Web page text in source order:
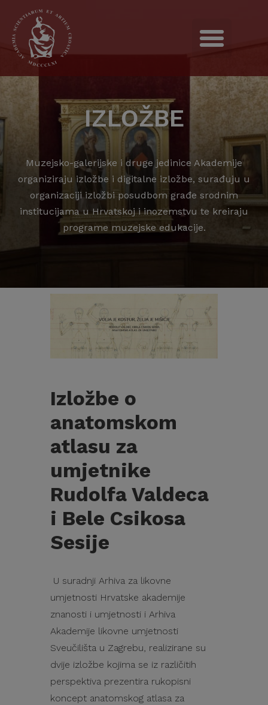
IZLOŽBE
Muzejsko-galerijske i druge jedinice Akademije
organiziraju izložbe i digitalne izložbe, surađuju u
organizaciji izložbi posudbom građe srodnim
institucijama u Hrvatskoj i inozemstvu te kreiraju
programe muzejske edukacije.
Izložbe o
anatomskom
atlasu za
umjetnike
Rudolfa Valdeca
i Bele Csikosa
Sesije
U suradnji Arhiva za likovne
umjetnosti Hrvatske akademije
znanosti i umjetnosti i Arhiva
Akademije likovne umjetnosti
Sveučilišta u Zagrebu, realizirane su
dvije izložbe kojima se iz različitih
perspektiva prezentira rukopisni
koncept anatomskog atlasa za